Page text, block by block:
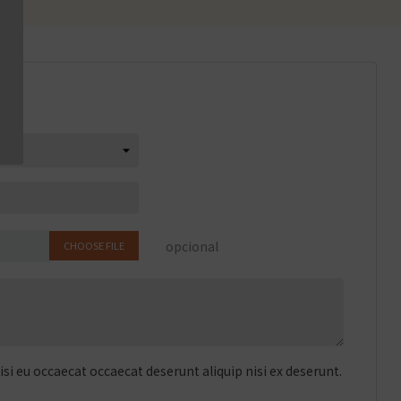
CHOOSE FILE opcional
eu occaecat occaecat deserunt aliquip nisi ex deserunt.